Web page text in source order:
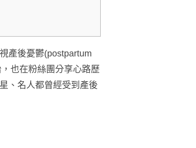
產後憂鬱(postpartum
也在粉絲團分享心路歷
、名人都曾經受到產後